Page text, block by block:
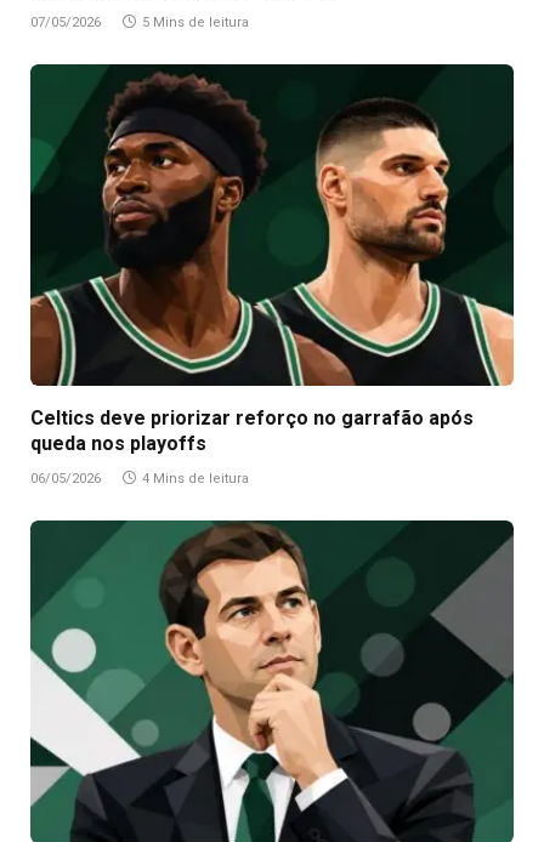
07/05/2026 5 Mins de leitura
Celtics deve priorizar reforço no garrafão após
queda nos playoffs
06/05/2026 4 Mins de leitura